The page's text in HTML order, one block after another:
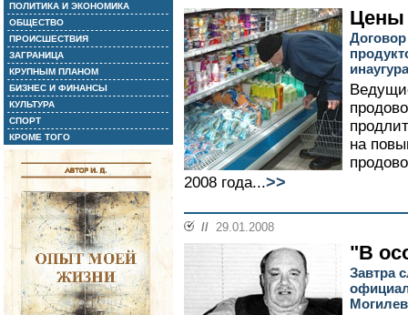
ПОЛИТИКА И ЭКОНОМИКА
ОБЩЕСТВО
ПРОИСШЕСТВИЯ
ЗАГРАНИЦА
КРУПНЫМ ПЛАНОМ
БИЗНЕС И ФИНАНСЫ
КУЛЬТУРА
СПОРТ
КРОМЕ ТОГО
Цены
на
2008 года...>>
// 29.01.2008
"В
Завтра